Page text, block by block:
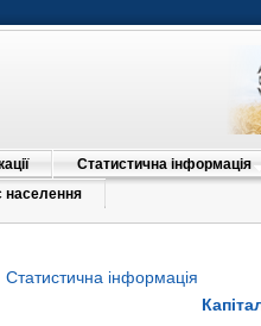
Статистична інформація
населення
Статистична інформація